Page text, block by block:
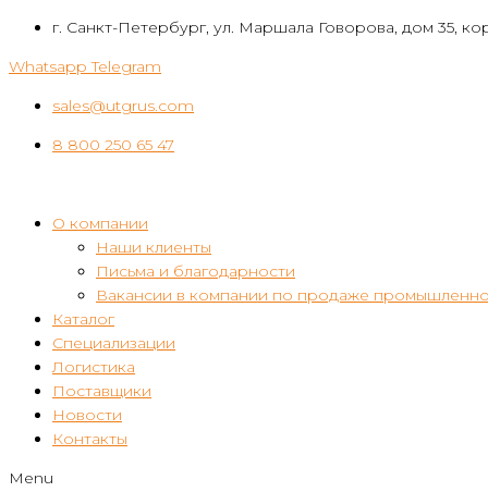
Перейти
контенту
г. Санкт-Петербург, ул. Маршала Говорова, дом 35,
Whatsapp Telegram
sales@utgrus.com
8 800 250 65 47
О компании
Наши клиенты
Письма и благодарности
Вакансии в компании по продаже
Каталог
Специализации
Логистика
Поставщики
Новости
Контакты
Menu